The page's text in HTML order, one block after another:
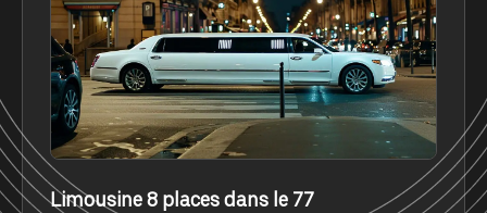
Limousine 8 places dans le 77